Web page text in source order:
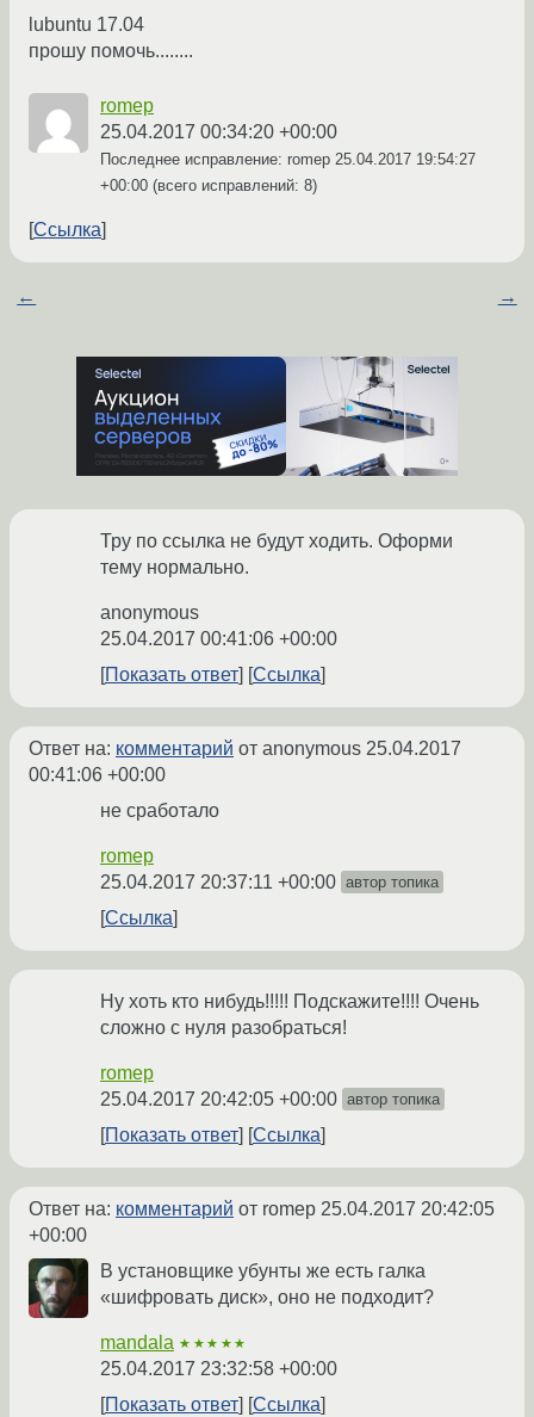
lubuntu 17.04
прошу помочь........
romep
25.04.2017 00:34:20 +00:00
Последнее исправление: romep 25.04.2017 19:54:27
+00:00 (всего исправлений: 8)
Ссылка
← →
Тру по ссылка не будут ходить. Оформи
тему нормально.
anonymous
25.04.2017 00:41:06 +00:00
Показать ответ
Ссылка
Ответ на: комментарий от anonymous 25.04.2017
00:41:06 +00:00
не сработало
romep
25.04.2017 20:37:11 +00:00 автор топика
Ссылка
Ну хоть кто нибудь!!!!! Подскажите!!!! Очень
сложно с нуля разобраться!
romep
25.04.2017 20:42:05 +00:00 автор топика
Показать ответ Ссылка
Ответ на: комментарий от romep 25.04.2017 20:42:05
+00:00
В установщике убунты же есть галка
«шифровать диск», оно не подходит?
mandala ★★★★★
25.04.2017 23:32:58 +00:00
Показать ответ
Ссылка